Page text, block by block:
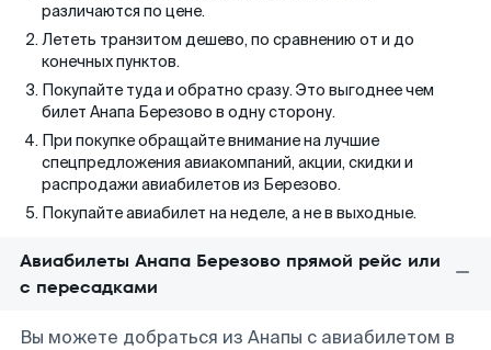
различаются по цене.
Лететь транзитом дешево, по сравнению от и до
конечных пунктов.
Покупайте туда и обратно сразу. Это выгоднее чем
билет Анапа Березово в одну сторону.
При покупке обращайте внимание на лучшие
спецпредложения авиакомпаний, акции, скидки и
распродажи авиабилетов из Березово.
Покупайте авиабилет на неделе, а не в выходные.
Авиабилеты Анапа Березово прямой рейс или
с пересадками
Вы можете добраться из Анапы с авиабилетом в